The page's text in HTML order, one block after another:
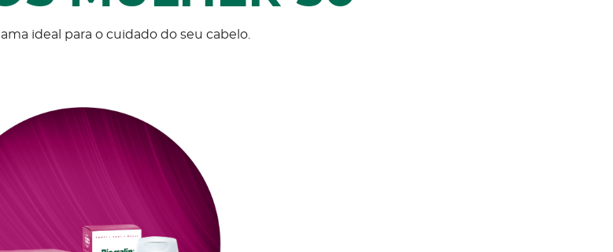
ideal para o cuidado do seu cabelo.